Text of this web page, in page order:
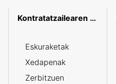
Kontratatzailearen profila
Eskuraketak
Xedapenak
Zerbitzuen